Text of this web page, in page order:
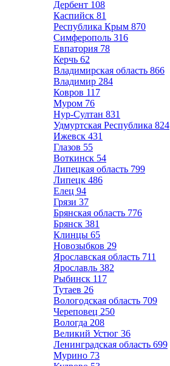
Дербент 108
Каспийск 81
Республика Крым 870
Симферополь 316
Евпатория 78
Керчь 62
Владимирская область 866
Владимир 284
Ковров 117
Муром 76
Нур-Султан 831
Удмуртская Республика 824
Ижевск 431
Глазов 55
Воткинск 54
Липецкая область 799
Липецк 486
Елец 94
Грязи 37
Брянская область 776
Брянск 381
Клинцы 65
Новозыбков 29
Ярославская область 711
Ярославль 382
Рыбинск 117
Тутаев 26
Вологодская область 709
Череповец 250
Вологда 208
Великий Устюг 36
Ленинградская область 699
Мурино 73